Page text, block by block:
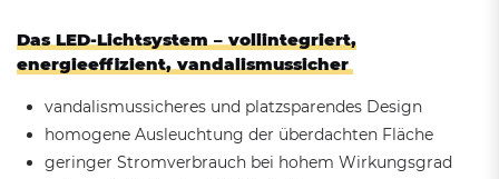
Das LED-Lichtsystem – vollintegriert,
energieeffizient, vandalismussicher
vandalismussicheres und platzsparendes Design
homogene Ausleuchtung der überdachten Fläche
geringer Stromverbrauch bei hohem Wirkungsgrad